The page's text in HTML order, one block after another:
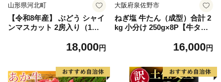
山形県河北町
【令和8年産】 ぶどう シャイ
ンマスカット 2房入り（1房6
産【山形eLab】 ka074-023-r
18,000円
大阪府泉佐野市
ねぎ塩 牛たん（成型）合計 2
kg 小分け 250g×8P【牛タン
16,000円